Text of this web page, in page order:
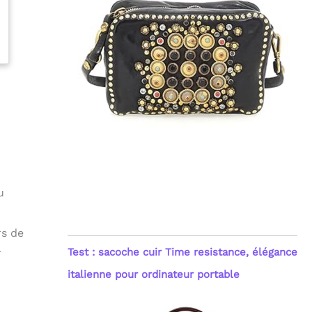
de
Test : sacoche cuir Time resistance, élégance
italienne pour ordinateur portable